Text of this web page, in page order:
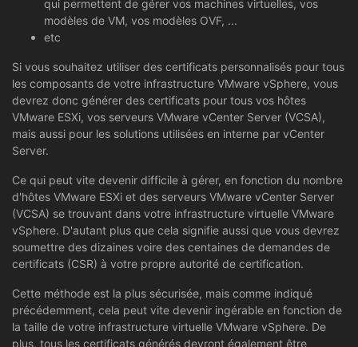
qui permettent de gérer vos machines virtuelles, vos
modèles de VM, vos modèles OVF, ...
etc
Si vous souhaitez utiliser des certificats personnalisés pour tous
les composants de votre infrastructure VMware vSphere, vous
devrez donc générer des certificats pour tous vos hôtes
VMware ESXi, vos serveurs VMware vCenter Server (VCSA),
mais aussi pour les solutions utilisées en interne par vCenter
Server.
Ce qui peut vite devenir difficile à gérer, en fonction du nombre
d'hôtes VMware ESXi et des serveurs VMware vCenter Server
(VCSA) se trouvant dans votre infrastructure virtuelle VMware
vSphere. D'autant plus que cela signifie aussi que vous devrez
soumettre des dizaines voire des centaines de demandes de
certificats (CSR) à votre propre autorité de certification.
Cette méthode est la plus sécurisée, mais comme indiqué
précédemment, cela peut vite devenir ingérable en fonction de
la taille de votre infrastructure virtuelle VMware vSphere. De
plus, tous les certificats générés devront également être